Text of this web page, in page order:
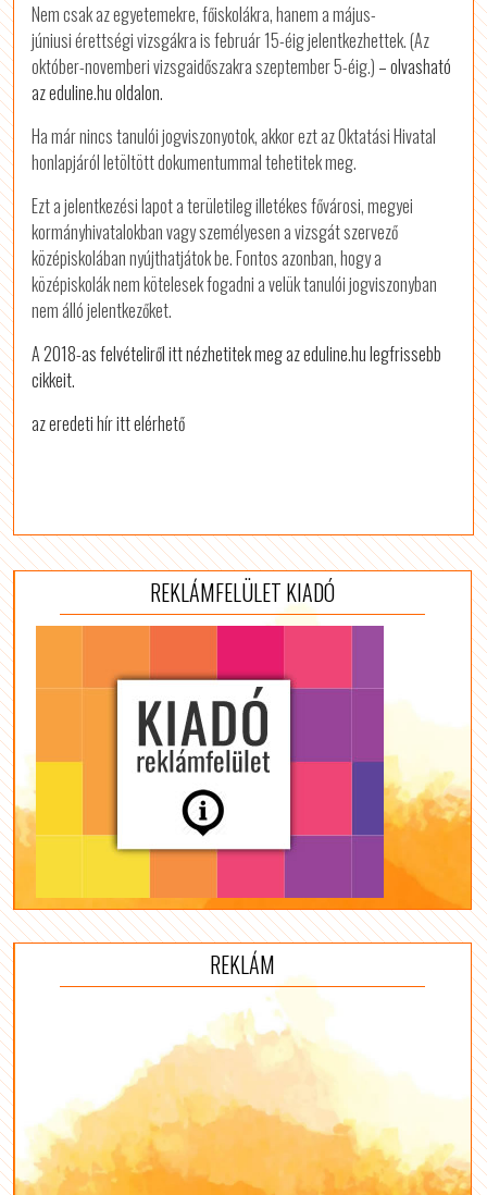
Nem csak az egyetemekre, főiskolákra, hanem a május-
júniusi érettségi vizsgákra is február 15-éig jelentkezhettek. (Az
október-novemberi vizsgaidőszakra szeptember 5-éig.) – olvasható
az eduline.hu oldalon.
Ha már nincs tanulói jogviszonyotok, akkor ezt az Oktatási Hivatal
honlapjáról letöltött dokumentummal tehetitek meg.
Ezt a jelentkezési lapot a területileg illetékes fővárosi, megyei
kormányhivatalokban vagy személyesen a vizsgát szervező
középiskolában nyújthatjátok be. Fontos azonban, hogy a
középiskolák nem kötelesek fogadni a velük tanulói jogviszonyban
nem álló jelentkezőket.
A 2018-as felvételiről itt nézhetitek meg az eduline.hu legfrissebb
cikkeit.
az eredeti hír itt elérhető
REKLÁMFELÜLET KIADÓ
REKLÁM